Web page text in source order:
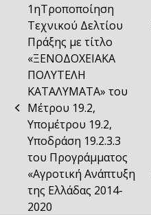
previous
post:
1ηΤροποποίηση
Τεχνικού Δελτίου
Πράξης με τίτλο
«ΞΕΝΟΔΟΧΕΙΑΚΑ
ΠΟΛΥΤΕΛΗ
ΚΑΤΑΛΥΜΑΤΑ» του
Μέτρου 19.2,
Υπομέτρου 19.2,
Υποδράση 19.2.3.3
του Προγράμματος
«Αγροτική Ανάπτυξη
της Ελλάδας 2014-
2020